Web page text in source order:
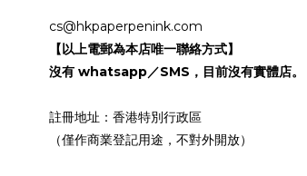
cs@hkpaperpenink.com
【以上電郵為本店唯一聯絡方式】
沒有 whatsapp／SMS，目前沒有實體店。
註冊地址：香港特別行政區
（僅作商業登記用途，不對外開放）